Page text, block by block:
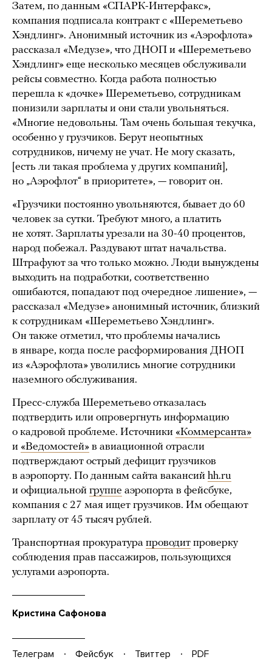
Затем, по данным «СПАРК-Интерфакс»,
компания подписала контракт с «Шереметьево
Хэндлинг». Анонимный источник из «Аэрофлота»
рассказал «Медузе», что ДНОП и «Шереметьево
Хэндлинг» еще несколько месяцев обслуживали
рейсы совместно. Когда работа полностью
перешла к «дочке» Шереметьево, сотрудникам
понизили зарплаты и они стали увольняться.
«Многие недовольны. Там очень большая текучка,
особенно у грузчиков. Берут неопытных
сотрудников, ничему не учат. Не могу сказать,
[есть ли такая проблема у других компаний],
но „Аэрофлот“ в приоритете», — говорит он.
«Грузчики постоянно увольняются, бывает до 60
человек за сутки. Требуют много, а платить
не хотят. Зарплаты урезали на 30-40 процентов,
народ побежал. Раздувают штат начальства.
Штрафуют за что только можно. Люди вынуждены
выходить на подработки, соответственно
ошибаются, попадают под очередное лишение», —
рассказал «Медузе» анонимный источник, близкий
к сотрудникам «Шереметьево Хэндлинг».
Он также отметил, что проблемы начались
в январе, когда после расформирования ДНОП
из «Аэрофлота» уволились многие сотрудники
наземного обслуживания.
Пресс-служба Шереметьево отказалась
подтвердить или опровергнуть информацию
о кадровой проблеме. Источники «Коммерсанта»
и «Ведомостей» в авиационной отрасли
подтверждают острый дефицит грузчиков
в аэропорту. По данным сайта вакансий hh.ru
и официальной группе аэропорта в фейсбуке,
компания с 27 мая ищет грузчиков. Им обещают
зарплату от 45 тысяч рублей.
Транспортная прокуратура проводит проверку
соблюдения прав пассажиров, пользующихся
услугами аэропорта.
Кристина Сафонова
Телеграм Фейсбук Твиттер
PDF